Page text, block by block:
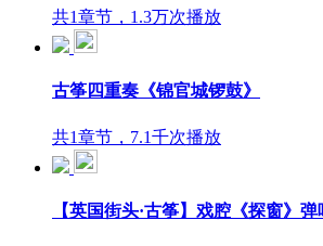
共1章节，1.3万次播放
古筝四重奏《锦官城锣鼓》
共1章节，7.1千次播放
【英国街头·古筝】戏腔《探窗》